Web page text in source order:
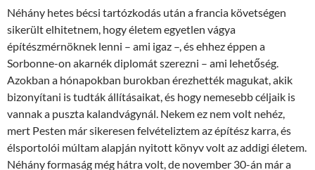
Néhány hetes bécsi tartózkodás után a francia követségen
sikerült elhitetnem, hogy életem egyetlen vágya
építészmérnöknek lenni – ami igaz –, és ehhez éppen a
Sorbonne-on akarnék diplomát szerezni – ami lehetőség.
Azokban a hónapokban burokban érezhették magukat, akik
bizonyítani is tudták állításaikat, és hogy nemesebb céljaik is
vannak a puszta kalandvágynál. Nekem ez nem volt nehéz,
mert Pesten már sikeresen felvételiztem az építész karra, és
élsportolói múltam alapján nyitott könyv volt az addigi életem.
Néhány formaság még hátra volt, de november 30-án már a